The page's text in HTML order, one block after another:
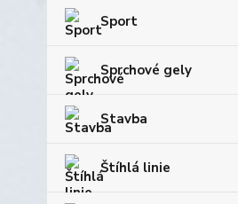
Sport
Sprchové gely
Stavba
Štíhlá linie